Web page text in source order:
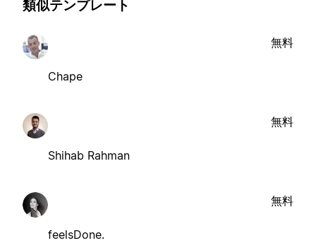
類似テンプレート
Chape
無料
Shihab Rahman
無料
feelsDone.
無料